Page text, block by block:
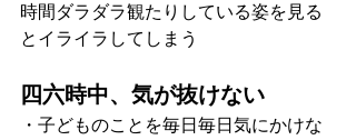
時間ダラダラ観たりしている姿を見る
とイライラしてしまう
四六時中、気が抜けない
・子どものことを毎日毎日気にかけな